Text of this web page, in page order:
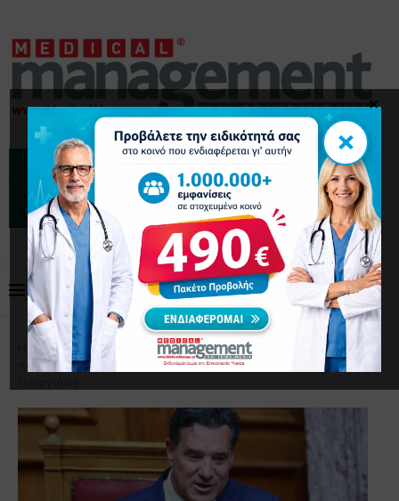
Home Επικαιρότητα
Δυτική Μακεδονία: Υψηλά
ποσοστά καρκίνου λόγω εξόρυξης λιγνίτη- Η πρόταση Αδ.
×
×